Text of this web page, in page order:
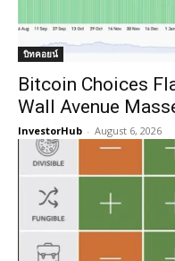
บิทคอยน์
Bitcoin Choices
Wall Avenue
InvestorHub - August 6, 2026